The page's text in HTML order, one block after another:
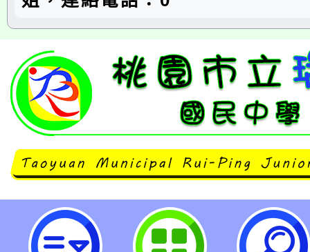
財團法人中華民國兒童福利聯盟基
會）將於2025年9月10日（星期三